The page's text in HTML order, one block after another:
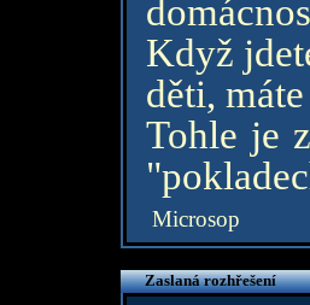
Když
děti,
Tohle je
Microsop
Zaslaná rozhřešení